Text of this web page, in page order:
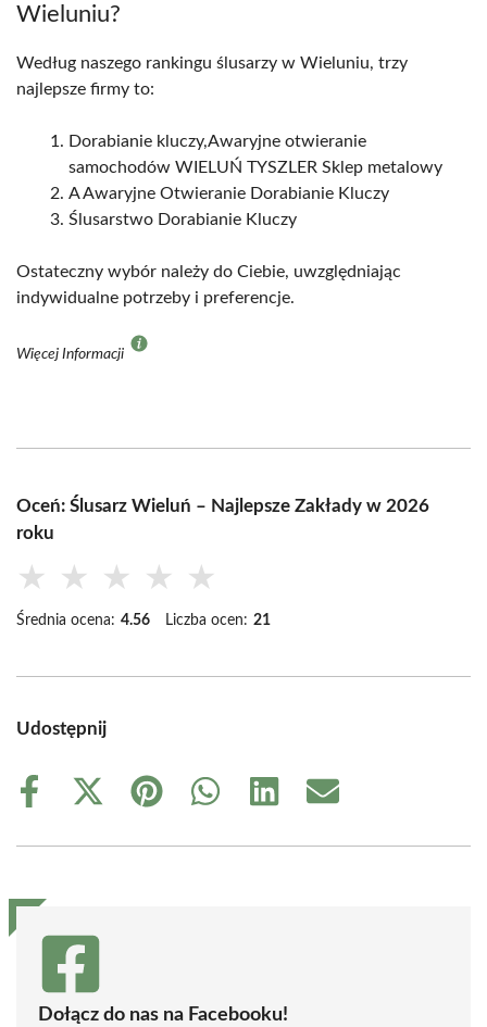
Wieluniu?
Według naszego rankingu ślusarzy w Wieluniu, trzy
najlepsze firmy to:
Dorabianie kluczy,Awaryjne otwieranie
samochodów WIELUŃ TYSZLER Sklep metalowy
A Awaryjne Otwieranie Dorabianie Kluczy
Ślusarstwo Dorabianie Kluczy
Ostateczny wybór należy do Ciebie, uwzględniając
indywidualne potrzeby i preferencje.
Więcej Informacji
Oceń: Ślusarz Wieluń – Najlepsze Zakłady w 2026
roku
★ ★ ★ ★ ★
Średnia ocena: 4.56 Liczba ocen: 21
Udostępnij
Share
Share
(Twitter)
Share
Share
Share
Share
Dołącz do nas na Facebooku!